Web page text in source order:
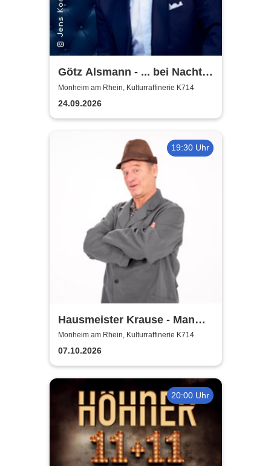
Götz Alsmann - ... bei Nacht
...
Monheim am Rhein, Kulturraffinerie K714
24.09.2026
19:30 Uhr
Hausmeister Krause - Man
lebt nur zweimal
Monheim am Rhein, Kulturraffinerie K714
07.10.2026
20:00 Uhr